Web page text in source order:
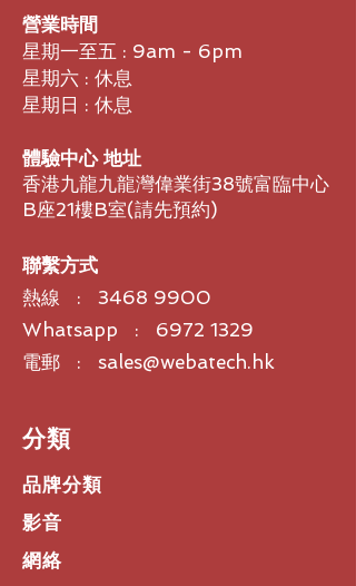
市售唯一具有 NoiseBlockAI 技術的
USB 視頻設備，智能地排除乾擾會議
的聲音。
3. ACOUSTIC FENCE 拾音魔牆技術
通話外的噪音和交談可通過 Acoustic
語音。
4. 自動取景
通過自動群組取景和發言人跟踪功能，
它是內置的，PC上不需要驅動程序或
軟件。 “平滑移動”和畫面和“對話”模式
可使協作體驗更加豐富。
5. 易於管理
改更加輕鬆，IT 無需離開辦公桌即可
營業時間
星期一至五 : 9am - 6pm
星期六 : 休息
星期日 : 休息
體驗中心 地址
香港九龍九龍灣偉業街38號富臨中心
B座21樓B室​(請先預約)
聯繫方式
熱線 : 3468 9900
Whatsapp : 6972 1329
電郵 : sales@webatech.hk
​分類
品牌分類
影音
網絡